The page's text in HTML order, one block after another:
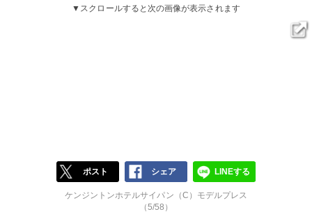
▼スクロールすると次の画像が表示されます
ポスト シェア LINEする
ケンジントンホテルサイパン（C）モデルプレス
（5/58）